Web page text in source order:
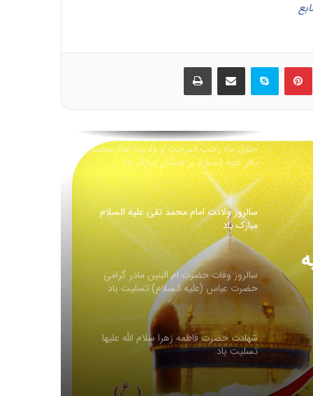
لینکدین ‫پین‌ترست اسکایپ اشتراک گذاری از طریق ایمیل
حلول ماه رجب المرجب و ولادت امام محمد
باقر علیه السلام بر همگان مبارک باد
سالروز ولادت امام محمد تقی عليه السلام
مبارک باد
سالروز وفات حضرت ام البنین مادر گرامی
حضرت عباس (علیه السلام) تسلیت باد
شهادت حضرت فاطمه زهرا سلام الله علیها
تسلیت باد
حلول ماه ربیع الاول، ماه شادمانی اهل بیت
علیهم السلام مبارک باد